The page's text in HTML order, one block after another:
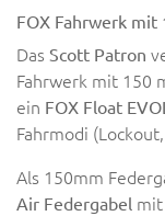
FOX Fahrwerk
Das Scott Patron
Fahrwerk mit 150
ein FOX Float
Fahrmodi
Als 150mm
Air Federgabel mit